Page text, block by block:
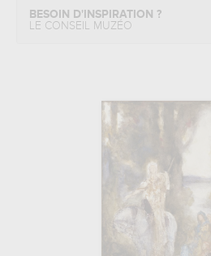
BESOIN D'INSPIRATION ?
LE CONSEIL MUZÉO